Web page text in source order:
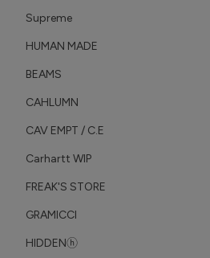
Supreme
HUMAN MADE
BEAMS
CAHLUMN
CAV EMPT / C.E
Carhartt WIP
FREAK'S STORE
GRAMICCI
HIDDENⓗ